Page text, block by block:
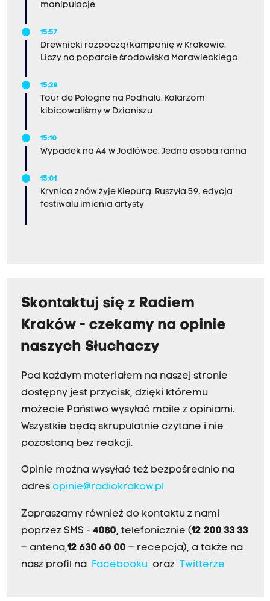
manipulacje
15:57
Drewnicki rozpoczął kampanię w Krakowie.
Liczy na poparcie środowiska Morawieckiego
15:28
Tour de Pologne na Podhalu. Kolarzom
kibicowaliśmy w Dzianiszu
15:10
Wypadek na A4 w Jodłówce. Jedna osoba ranna
15:01
Krynica znów żyje Kiepurą. Ruszyła 59. edycja
festiwalu imienia artysty
Skontaktuj się z Radiem
Kraków - czekamy na opinie
naszych Słuchaczy
Pod każdym materiałem na naszej stronie
dostępny jest przycisk, dzięki któremu
możecie Państwo wysyłać maile z opiniami.
Wszystkie będą skrupulatnie czytane i nie
pozostaną bez reakcji.
Opinie można wysyłać też bezpośrednio na
adres opinie@radiokrakow.pl
Zapraszamy również do kontaktu z nami
poprzez SMS - 4080, telefonicznie (12 200 33 33
– antena,12 630 60 00 – recepcja), a także na
nasz profil na
Facebookuoraz Twitterze